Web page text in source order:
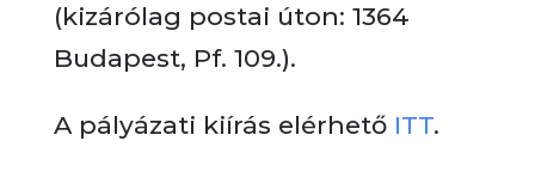
(kizárólag postai úton: 1364
Budapest, Pf. 109.).
A pályázati kiírás elérhető ITT.